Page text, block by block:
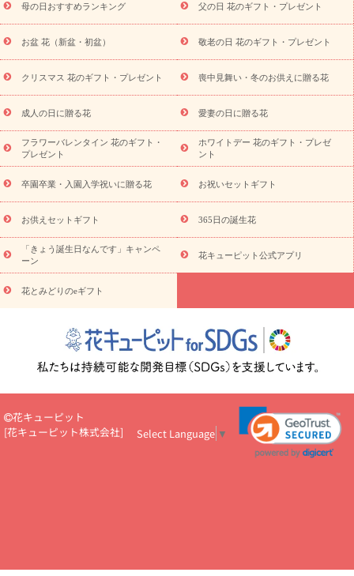
お供え・お悔やみの花
四十九日法要以降に贈る花
通夜・葬儀
に贈る花
お供え お花とセットギフト
お供え プリザーブドフラ
ワー
ペットのお供えフラワー お盆（新盆・初盆）
その他
お祝い返し
お見舞い お取り寄せギフト ビジネス用
ご自宅
用
観葉植物 ミディ胡蝶蘭 プリザーブドフラワー
スタイル
から探す
アレンジメント 花束 スタンド花 お祝い
お供
え・お悔やみ
胡蝶蘭・花鉢
ミディ胡蝶蘭・お祝い
ミディ胡蝶蘭・お供え
世界初の青色胡蝶蘭 観葉植物
観葉植
物
産直多肉植物 プリザーブドフラワー お祝い
お供え・お
悔やみ
花とセットギフト セミオーダー
プチギフト
（hanamore -ハナモア-）
花とみどりのeギフト
トのeGfit
カラー ピンク イエローオレンジ レッド
お花の
種類
バラ ユリ トルコキキョウ 予算から探す
お祝い・3000円～ お祝い・4000円～ お祝い・5000円～
お
祝い・7000円～ お祝い・10000円～ お供え・お悔やみ
え・お悔やみ・3000円～ お供え・お悔やみ・5000円～
お供
え・お悔やみ・7000円～
365日の誕生花カレンダー
いのマナー
定年退職祝いのマナー
お祝いを贈るときのマナー・
花キューピットのお祝いコラム一覧
誕生日のお花を「色
彩心理学」で選ぶ方法
結婚祝いの予算相場
出産祝いお役立ち情
報
転職祝いのマナー基礎知識
ペットのお祝いワンポイントアド
お見舞いのマナーとル
ール
新築引っ越し祝いコラム お祝い花のマナー総まとめ
職
場上司や先輩へ贈るお祝い花の正解は？
開店祝いの花 選び方ガイ
あり)
花キューピット×専門家 CO2排出量削減 / SDGsを考える
母の日おすすめランキング 父の日 花のギフト・プレゼント
お盆 花（新盆・初盆） 敬老の日 花のギフト・プレゼント
クリスマス 花のギフト・プレゼント 喪中見舞い・冬のお供えに贈る花
成人の日に贈る花 愛妻の日に贈る花
フラワーバレンタイン 花のギフト・
プレゼント
ホワイトデー 花のギフト・プレゼ
ント
卒園卒業・入園入学祝いに贈る花 お祝いセットギフト
お供えセットギフト 365日の誕生花
「きょう誕生日なんです」キャンペ
ーン
花キューピット公式アプリ
花とみどりのeギフト
花キューピット
[花キューピット株式会社] Select Language ▼